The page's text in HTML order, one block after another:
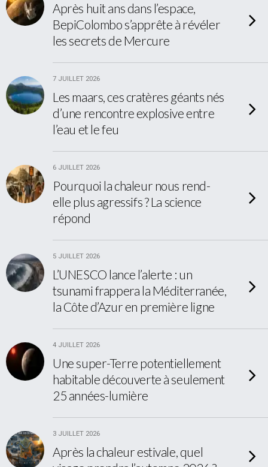
Après huit ans dans l’espace,
BepiColombo s’apprête à révéler
les secrets de Mercure
7 JUILLET 2026
Les maars, ces cratères géants nés
d’une rencontre explosive entre
l’eau et le feu
6 JUILLET 2026
Pourquoi la chaleur nous rend-
elle plus agressifs ? La science
répond
5 JUILLET 2026
L’UNESCO lance l’alerte : un
tsunami frappera la Méditerranée,
la Côte d’Azur en première ligne
4 JUILLET 2026
Une super-Terre potentiellement
habitable découverte à seulement
25 années-lumière
3 JUILLET 2026
Après la chaleur estivale, quel